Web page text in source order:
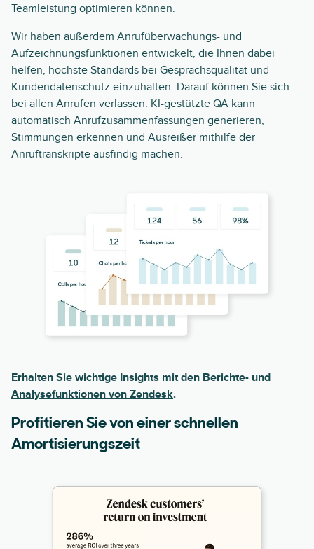
Teamleistung optimieren können.
Wir haben außerdem Anrufüberwachungs- und
Aufzeichnungsfunktionen entwickelt, die Ihnen dabei
helfen, höchste Standards bei Gesprächsqualität und
Kundendatenschutz einzuhalten. Darauf können Sie sich
bei allen Anrufen verlassen. KI-gestützte QA kann
automatisch Anrufzusammenfassungen generieren,
Stimmungen erkennen und Ausreißer mithilfe der
Anruftranskripte ausfindig machen.
Erhalten Sie wichtige Insights mit den Berichte- und
Analysefunktionen von Zendesk.
Profitieren Sie von einer schnellen
Amortisierungszeit